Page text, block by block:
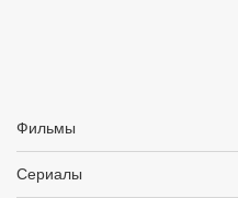
Фильмы
Сериалы